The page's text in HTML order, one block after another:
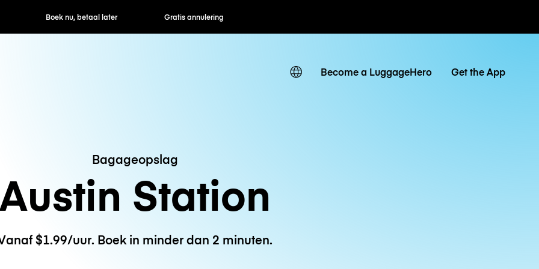
nu, betaal later Gratis annulering Uur- / dagtarieven
Become a LuggageHero Get the App
Bagageopslag
Station
$1.99/uur. Boek in minder dan 2 minuten.